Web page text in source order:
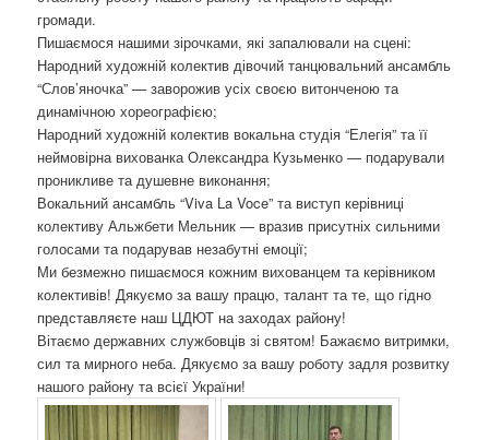
громади.
Пишаємося нашими зірочками, які запалювали на сцені:
Народний художній колектив дівочий танцювальний ансамбль
“Слов’яночка” — заворожив усіх своєю витонченою та
динамічною хореографією;
Народний художній колектив вокальна студія “Елегія” та її
неймовірна вихованка Олександра Кузьменко — подарували
проникливе та душевне виконання;
Вокальний ансамбль “Viva La Voce” та виступ керівниці
колективу Альжбети Мельник — вразив присутніх сильними
голосами та подарував незабутні емоції;
Ми безмежно пишаємося кожним вихованцем та керівником
колективів! Дякуємо за вашу працю, талант та те, що гідно
представляєте наш ЦДЮТ на заходах району!
Вітаємо державних службовців зі святом! Бажаємо витримки,
сил та мирного неба. Дякуємо за вашу роботу задля розвитку
нашого району та всієї України!